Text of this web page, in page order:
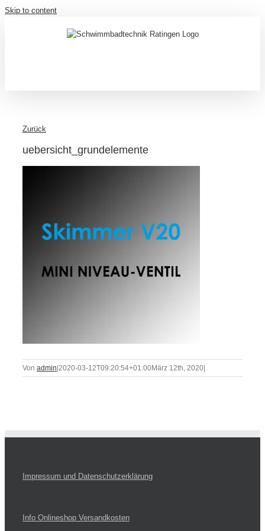
Skip to content
Zurück
uebersicht_grundelemente
Von admin 2020-03-12T09:20:54+01:00März 12th, 2020
Impressum und Datenschutzerklärung
Info Onlineshop Versandkosten